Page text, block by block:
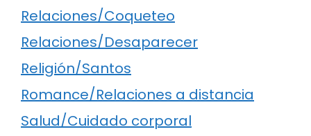
Relaciones/Coqueteo
Relaciones/Desaparecer
Religión/Santos
Romance/Relaciones a distancia
Salud/Cuidado corporal